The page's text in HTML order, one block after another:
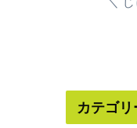
カテゴリ